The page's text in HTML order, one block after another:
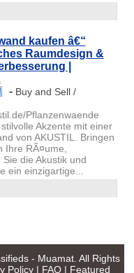
kaufen â€“
Raumdesign &
|
- Buy and Sell /
Pflanzenwaende
Akzente mit einer
von AKUSTIL. Bringen
Ihre RÃ¤ume,
die Akustik und
ein einzigartige...
- Muamat. All Rights
Policy | FAQ | Featured